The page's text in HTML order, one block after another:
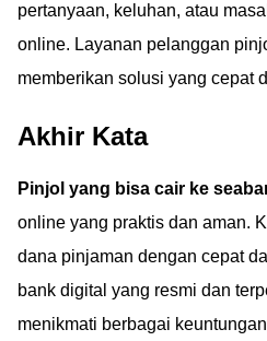
pertanyaan, keluhan, atau
online. Layanan pelanggan
memberikan solusi yang cepat
Akhir Kata
Pinjol yang bisa cair ke
online yang praktis dan aman.
dana pinjaman dengan cepat
bank digital yang resmi dan
menikmati berbagai